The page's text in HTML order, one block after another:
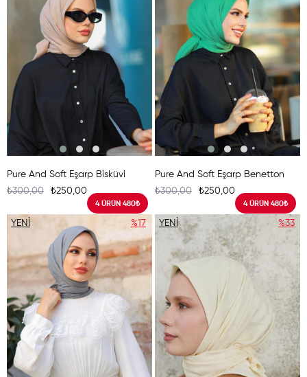
Pure And Soft Eşarp Bisküvi
₺250,00
₺300,00
4 ÜRÜN 480₺
Pure And Soft Eşarp Benetton
₺250,00
₺300,00
4 ÜRÜN 480₺
%17
YENI
%33
YENI